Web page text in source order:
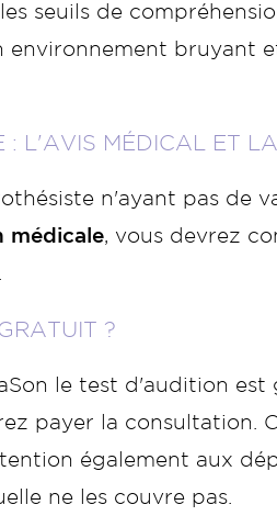
seuils de
environnement bruyant
: L'AVIS MÉDICAL ET
n'ayant pas de
médicale, vous devrez
?
le test d'audition
payer la consultation.
également aux
ne les couvre pas.